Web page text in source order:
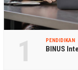
1 PENDIDIKAN
BINUS